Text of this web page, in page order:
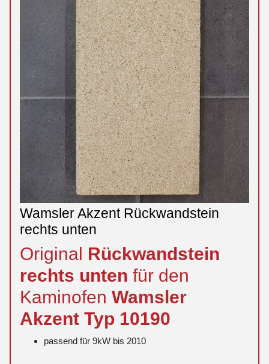
Wamsler Akzent Rückwandstein
rechts unten
Original Rückwandstein
rechts unten für den
Kaminofen Wamsler
Akzent Typ 10190
passend für 9kW bis 2010